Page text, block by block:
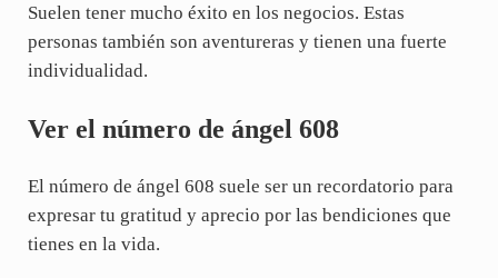
Suelen tener mucho éxito en los negocios. Estas
personas también son aventureras y tienen una fuerte
individualidad.
Ver el número de ángel 608
El número de ángel 608 suele ser un recordatorio para
expresar tu gratitud y aprecio por las bendiciones que
tienes en la vida.